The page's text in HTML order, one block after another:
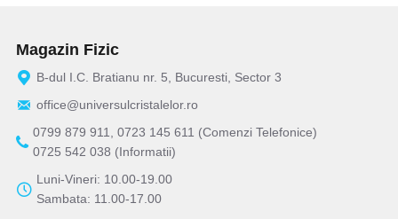
Magazin Fizic
B-dul I.C. Bratianu nr. 5, Bucuresti, Sector 3
office@universulcristalelor.ro
0799 879 911, 0723 145 611 (Comenzi Telefonice)
0725 542 038 (Informatii)
Luni-Vineri: 10.00-19.00
Sambata: 11.00-17.00